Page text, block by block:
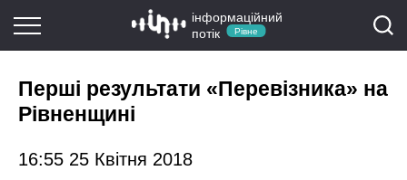
інформаційний
потік
Рівне
Перші результати «Перевізника» на
Рівненщині
16:55 25 Квітня 2018